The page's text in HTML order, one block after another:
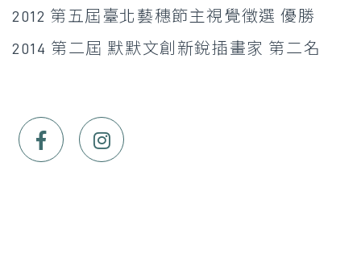
2012 第五屆臺北藝穗節主視覺徵選 優勝
2014 第二屆 默默文創新銳插畫家 第二名